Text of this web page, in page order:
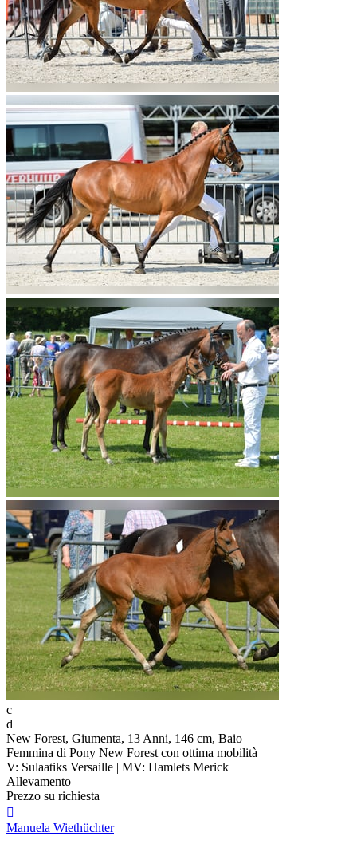
c
d
New Forest, Giumenta, 13 Anni, 146 cm, Baio
Femmina di Pony New Forest con ottima mobilità
V: Sulaatiks Versaille | MV: Hamlets Merick
Allevamento
Prezzo su richiesta

Manuela Wiethüchter